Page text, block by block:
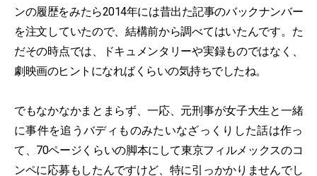
ンの履歴をみたら2014年には昔出た記事のバックナンバー
を注文していたので、結構前から調べてはいたんです。た
だその時点では、ドキュメンタリーや実録ものではなく、
劇映画のヒントになればくらいの気持ちでしたね。
でもなかなかまとまらず、一応、元刑事が女子大生と一緒
に事件を追うバディものみたいなざっくりした話は作っ
て、70ページくらいの脚本にして東京フィルメックスのコ
ンペに応募もしたんですけど、特に引っかかりませんでし